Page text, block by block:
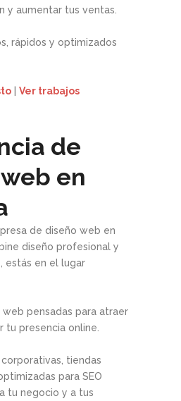
y aumentar tus ventas.
rápidos y optimizados
Ver trabajos
de
en
de diseño web en
diseño profesional y
estás en el lugar
web pensadas para atraer
tu presencia online.
tiendas
para SEO
tu negocio y a tus